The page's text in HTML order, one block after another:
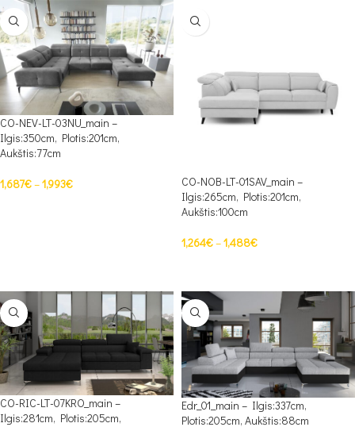
CO-NEV-LT-03NU_main –
Ilgis:350cm, Plotis:201cm,
Aukštis:77cm
1,687€–1,993€
CO-NOB-LT-01SAV_main –
Ilgis:265cm, Plotis:201cm,
Aukštis:100cm
1,264€–1,488€
CO-RIC-LT-07KRO_main –
Ilgis:281cm, Plotis:205cm,
Edr_01_main – Ilgis:337cm,
Plotis:205cm, Aukštis:88cm